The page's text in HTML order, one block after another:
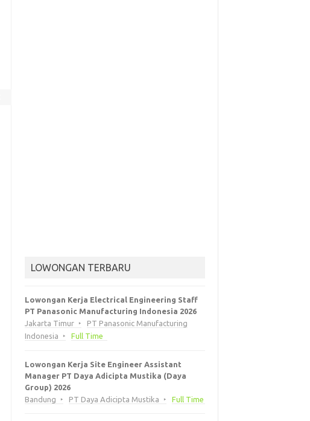
LOWONGAN TERBARU
Lowongan Kerja Electrical Engineering Staff
PT Panasonic Manufacturing Indonesia 2026
Jakarta Timur
PT Panasonic Manufacturing
Indonesia
Full Time
Lowongan Kerja Site Engineer Assistant
Manager PT Daya Adicipta Mustika (Daya
Group) 2026
Bandung
PT Daya Adicipta Mustika Full Time